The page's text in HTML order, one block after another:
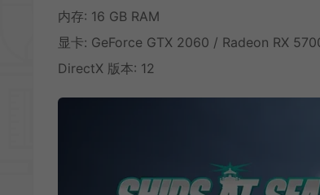
内存: 16 GB RAM
显卡: GeForce GTX 2060 / Radeon RX
DirectX 版本: 12